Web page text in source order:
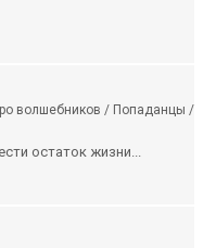
волшебников / Попаданцы /
остаток жизни...